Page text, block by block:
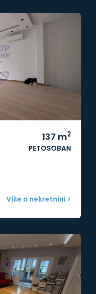
137 m2
PETOSOBAN
Više o nekretnini >